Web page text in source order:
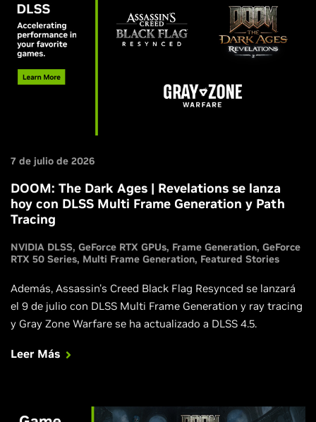
7 de julio de 2026
DOOM: The Dark Ages | Revelations se lanza
hoy con DLSS Multi Frame Generation y Path
Tracing
NVIDIA DLSS GeForce RTX GPUs Frame Generation GeForce
RTX 50 Series Multi Frame Generation Featured Stories
Además, Assassin's Creed Black Flag Resynced se lanzará
el 9 de julio con DLSS Multi Frame Generation y ray tracing
y Gray Zone Warfare se ha actualizado a DLSS 4.5.
Leer Más